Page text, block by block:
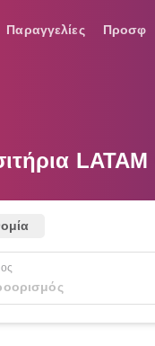
Παραγγελίες Προσφ